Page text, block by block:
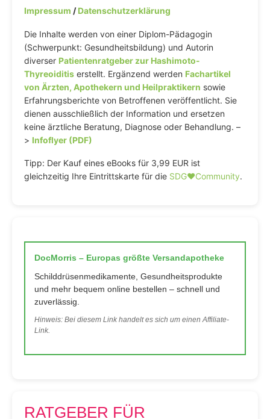
Impressum /Datenschutzerklärung
Die Inhalte werden von einer Diplom-Pädagogin
(Schwerpunkt: Gesundheitsbildung) und Autorin
diverser Patientenratgeber zur Hashimoto-
Thyreoiditis erstellt. Ergänzend werden Fachartikel
von Ärzten, Apothekern und Heilpraktikern sowie
Erfahrungsberichte von Betroffenen veröffentlicht. Sie
dienen ausschließlich der Information und ersetzen
keine ärztliche Beratung, Diagnose oder Behandlung. –
> Infoflyer (PDF)
Tipp: Der Kauf eines eBooks für 3,99 EUR ist
gleichzeitig Ihre Eintrittskarte für die SDG♥️Community.
DocMorris – Europas größte Versandapotheke
Schilddrüsenmedikamente, Gesundheitsprodukte
und mehr bequem online bestellen – schnell und
zuverlässig.
Hinweis: Bei diesem Link handelt es sich um einen Affiliate-
Link.
RATGEBER FÜR